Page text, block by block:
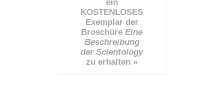
ein
KOSTENLOSES
Exemplar der
Broschüre Eine
Beschreibung
der Scientology
zu erhalten »